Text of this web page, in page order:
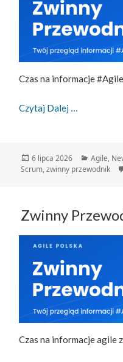
Czas na informacje
Czytaj Dalej
Data
publikacji
6 lipca 2026 Kategorie
Agile,
Scrum,zwinny przewodnik
Zwinny
Czas na informacje